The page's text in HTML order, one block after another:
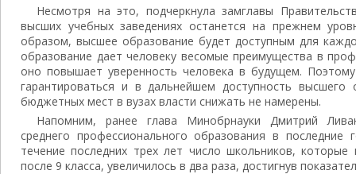
Несмотря на это, подчеркнула замглавы
высших учебных заведениях останется на прежнем
образом, высшее образование будет доступным для
образование дает человеку весомые преимущества в
оно повышает уверенность человека в будущем.
гарантироваться и в дальнейшем доступность высшего
бюджетных мест в вузах власти снижать не намерены.
Напомним, ранее глава Минобрнауки Дмитрий
среднего профессионального образования в
течение последних трех лет число школьников,
после 9 класса, увеличилось в два раза, достигнув